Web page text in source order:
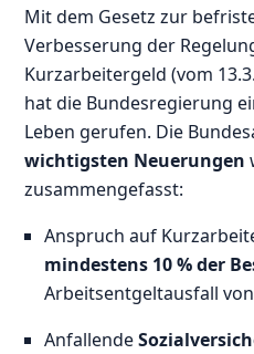
Mit dem Gesetz zur
Verbesserung der
Kurzarbeitergeld (vom
hat die Bundesregierung
Leben gerufen. Die
wichtigsten Neuerungen
zusammengefasst:
Anspruch auf
mindestens 10 % der
Arbeitsentgeltausfall
Anfallende